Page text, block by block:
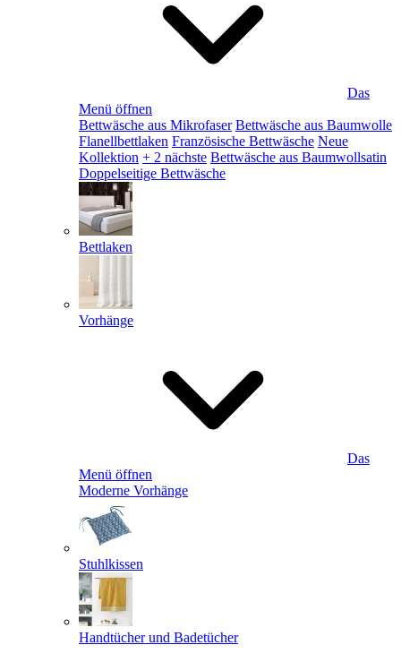
Das
Menü öffnen
Bettwäsche aus Mikrofaser Bettwäsche aus Baumwolle
Flanellbettlaken Französische Bettwäsche Neue
Kollektion + 2 nächste Bettwäsche aus Baumwollsatin
Doppelseitige Bettwäsche
Bettlaken
Vorhänge
Das
Menü öffnen
Moderne Vorhänge
Stuhlkissen
Handtücher und Badetücher